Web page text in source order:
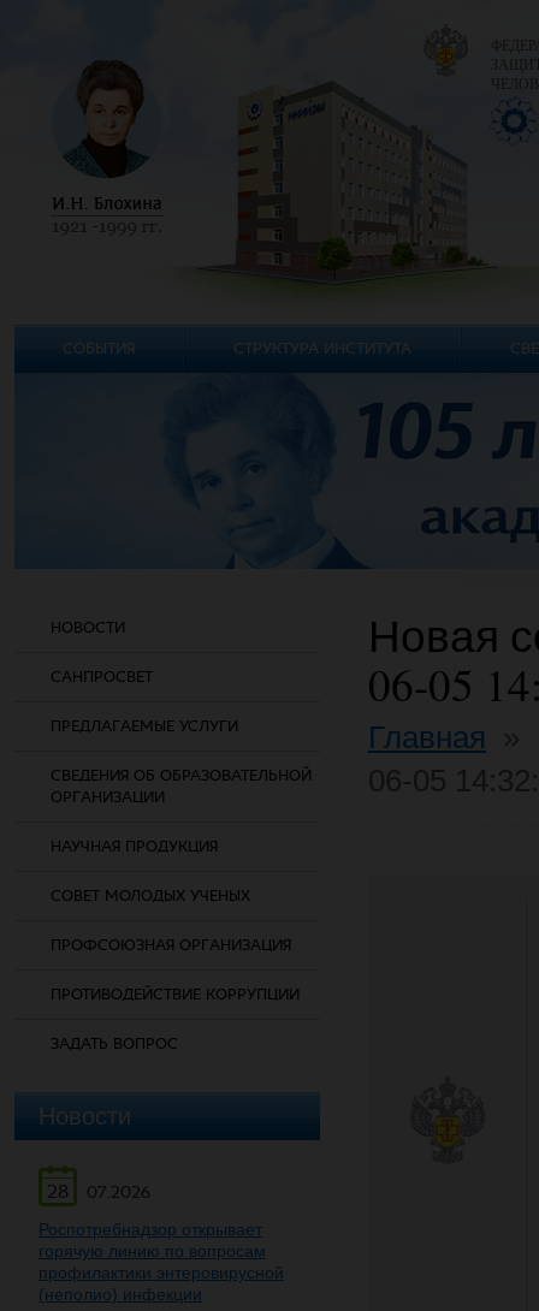
НОВОСТИ
САНПРОСВЕТ
ПРЕДЛАГАЕМЫЕ УСЛУГИ
СВЕДЕНИЯ ОБ ОБРАЗОВАТЕЛЬНОЙ
ОРГАНИЗАЦИИ
НАУЧНАЯ ПРОДУКЦИЯ
СОВЕТ МОЛОДЫХ УЧЕНЫХ
ПРОФСОЮЗНАЯ ОРГАНИЗАЦИЯ
ПРОТИВОДЕЙСТВИЕ КОРРУПЦИИ
ЗАДАТЬ ВОПРОС
Новости
28
07.2026
Роспотребнадзор открывает
горячую линию по вопросам
профилактики энтеровирусной
(неполио) инфекции
Новая
06-05
Главная
СОБЫТИЯ СТРУКТУРА ИНСТИТУТА